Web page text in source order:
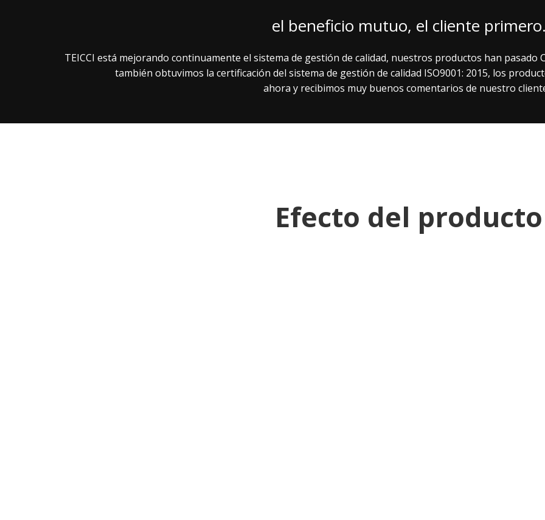
el beneficio mutuo, el cliente primero.
TEICCI está mejorando continuamente el sistema de gestión de calidad, nuestros productos han pasado
también obtuvimos la certificación del sistema de gestión de calidad ISO9001: 2015, los
ahora y recibimos muy buenos comentarios de nuestro
Efecto del producto